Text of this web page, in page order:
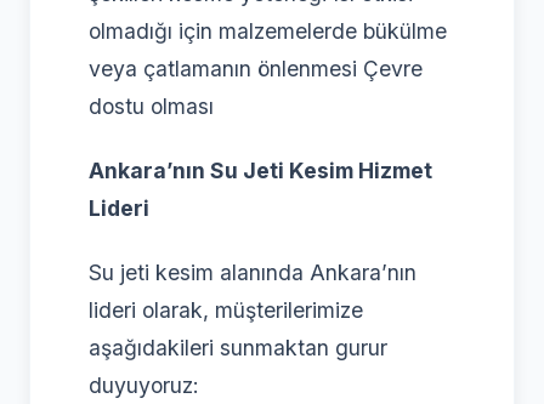
olmadığı için malzemelerde bükülme
veya çatlamanın önlenmesi Çevre
dostu olması
Ankara’nın Su Jeti Kesim Hizmet
Lideri
Su jeti kesim alanında Ankara’nın
lideri olarak, müşterilerimize
aşağıdakileri sunmaktan gurur
duyuyoruz: